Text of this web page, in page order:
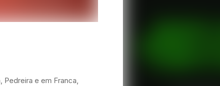
Pedreira e em Franca,